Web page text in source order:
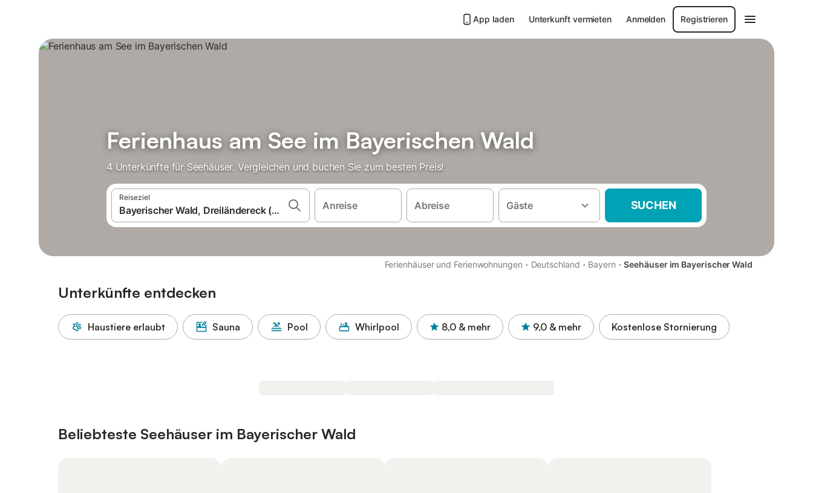
App laden Unterkunft vermieten Anmelden Registrieren
Ferienhaus am See im Bayerischen Wald
4 Unterkünfte für Seehäuser. Vergleichen und buchen Sie zum besten Preis!
Reiseziel
Anreise Abreise Gäste SUCHEN
Ferienhäuser und Ferienwohnungen · Deutschland · Bayern · Seehäuser im Bayerischer Wald
Unterkünfte entdecken
Haustiere erlaubt Sauna Pool Whirlpool 8,0 & mehr 9,0 & mehr Kostenlose Stornierung
Beliebteste Seehäuser im Bayerischer Wald